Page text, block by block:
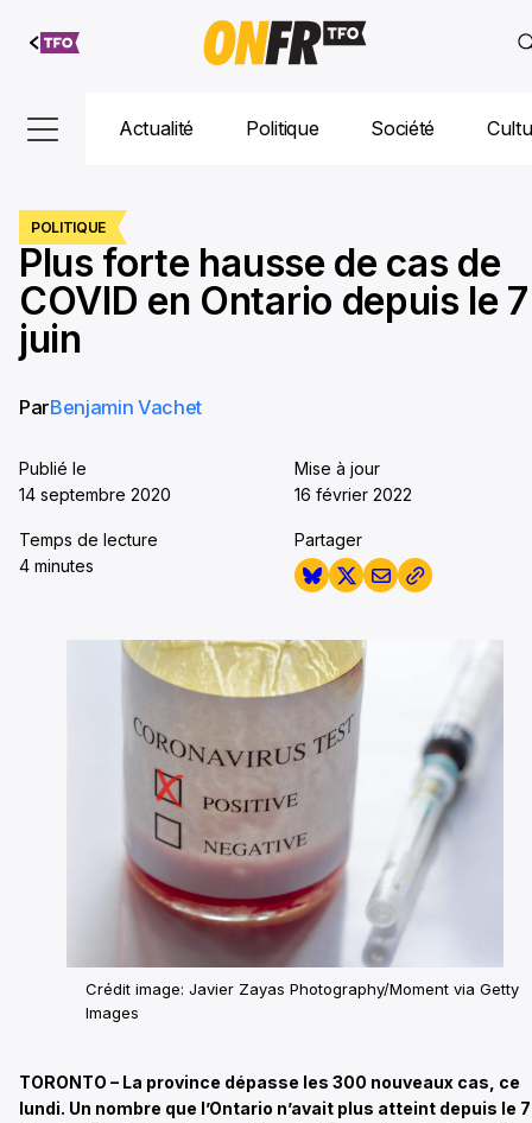
Aller au
contenu
Actualité Politique Société
POLITIQUE
Plus forte hausse de cas de
COVID en Ontario depuis le 7
juin
ParBenjamin Vachet
Publié le
14 septembre 2020
Mise à jour
16 février 2022
Temps de lecture
4 minutes
Partager
Crédit image: Javier Zayas Photography/Moment via Getty
Images
TORONTO – La province dépasse les 300 nouveaux cas, ce
lundi. Un nombre que l’Ontario n’avait plus atteint depuis le 7